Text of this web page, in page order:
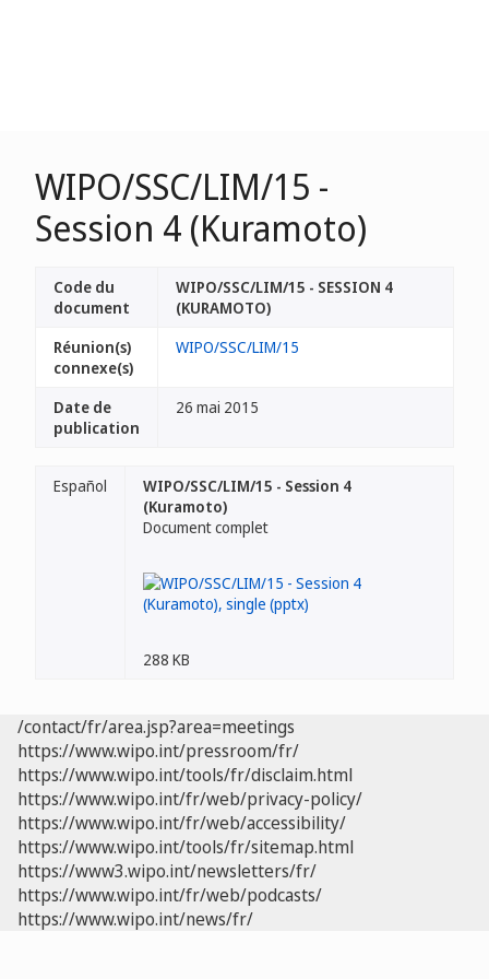
WIPO/SSC/LIM/15 -
Session 4 (Kuramoto)
Code du
document
WIPO/SSC/LIM/15 - SESSION 4
(KURAMOTO)
Réunion(s)
connexe(s)
WIPO/SSC/LIM/15
Date de
publication
26 mai 2015
Español
WIPO/SSC/LIM/15 - Session 4
(Kuramoto)
Document complet
288 KB
/contact/fr/area.jsp?area=meetings
https://www.wipo.int/pressroom/fr/
https://www.wipo.int/tools/fr/disclaim.html
https://www.wipo.int/fr/web/privacy-policy/
https://www.wipo.int/fr/web/accessibility/
https://www.wipo.int/tools/fr/sitemap.html
https://www3.wipo.int/newsletters/fr/
https://www.wipo.int/fr/web/podcasts/
https://www.wipo.int/news/fr/